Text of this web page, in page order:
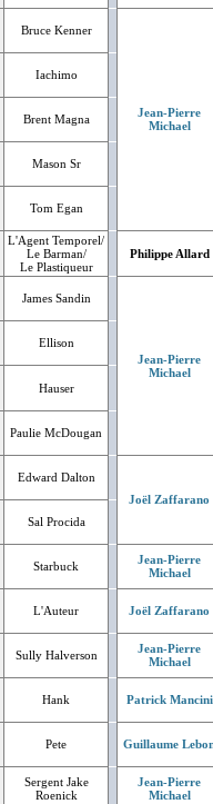
Bruce Kenner
Jean-Pierre
Michael
Iachimo
Brent Magna
Mason Sr
Tom Egan
L'Agent Temporel/
Le Barman/
Le Plastiqueur
Philippe Allard
James Sandin
Jean-Pierre
Michael
Ellison
Hauser
Paulie McDougan
Edward Dalton
Joël Zaffarano
Sal Procida
Starbuck
Jean-Pierre
Michael
L'Auteur Joël Zaffarano
Sully Halverson
Jean-Pierre
Michael
Hank Patrick Mancini
Pete Guillaume
Sergent Jake
Roenick
Jean-Pierre
Michael